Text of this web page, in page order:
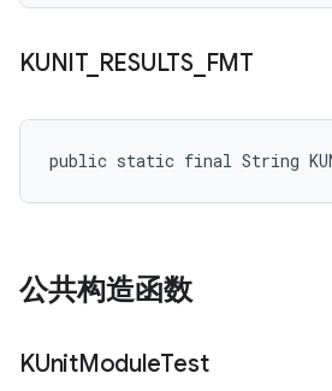
KUNIT_ RESULTS_ FMT
public static final String
公共构造函数
KUnitModuleTest